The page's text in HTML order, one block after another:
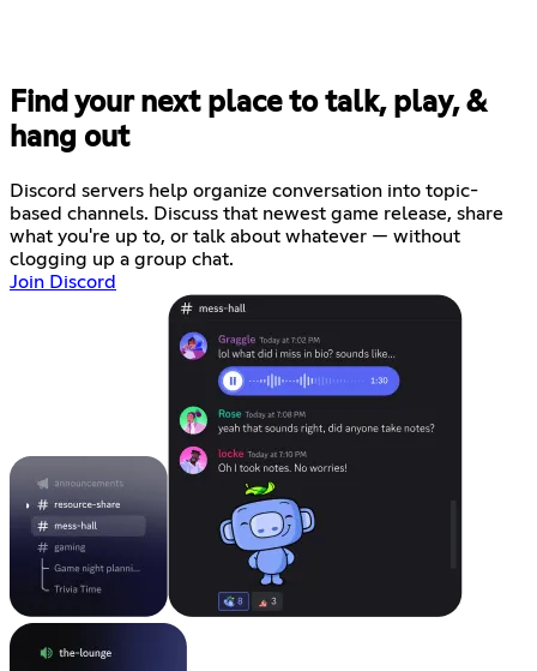
Find your next place to talk, play, &
hang out
Discord servers help organize conversation into topic-
based channels. Discuss that newest game release, share
what you're up to, or talk about whatever — without
clogging up a group chat.
Join Discord